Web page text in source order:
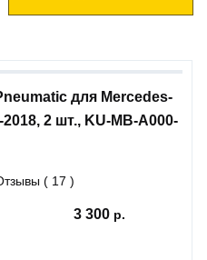
для Mercedes-
2 шт., KU-MB-A000-
( 17 )
3 300